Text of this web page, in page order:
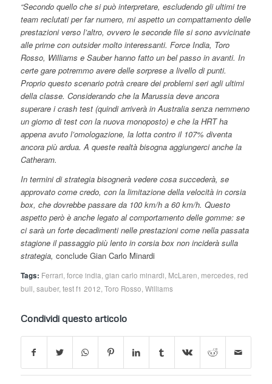
“Secondo quello che si può interpretare, escludendo gli ultimi tre
team reclutati per far numero, mi aspetto un compattamento delle
prestazioni verso l’altro, ovvero le seconde file si sono avvicinate
alle prime con outsider molto interessanti. Force India, Toro
Rosso, Williams e Sauber hanno fatto un bel passo in avanti. In
certe gare potremmo avere delle sorprese a livello di punti.
Proprio questo scenario potrà creare dei problemi seri agli ultimi
della classe. Considerando che la Marussia deve ancora
superare i crash test (quindi arriverà in Australia senza nemmeno
un giorno di test con la nuova monoposto) e che la HRT ha
appena avuto l’omologazione, la lotta contro il 107% diventa
ancora più ardua. A queste realtà bisogna aggiungerci anche la
Catheram.
In termini di strategia bisognerà vedere cosa succederà, se
approvato come credo, con la limitazione della velocità in corsia
box, che dovrebbe passare da 100 km/h a 60 km/h. Questo
aspetto però è anche legato al comportamento delle gomme: se
ci sarà un forte decadimenti nelle prestazioni come nella passata
stagione il passaggio più lento in corsia box non inciderà sulla
strategia, conclude Gian Carlo Minardi
Tags: Ferrari,force india,gian carlo minardi, McLaren, mercedes, red
bull,sauber,test f1 2012,Toro Rosso,Williams
Condividi questo articolo